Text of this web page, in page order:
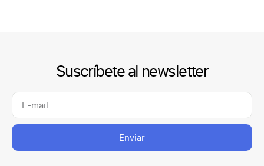
Suscríbete al newsletter
Enviar